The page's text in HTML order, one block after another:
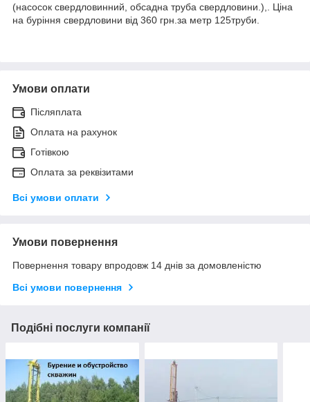
(насосок свердловинний, обсадна труба свердловини.),. Ціна
на буріння свердловини від 360 грн.за метр 125труби.
Умови оплати
Післяплата
Оплата на рахунок
Готівкою
Оплата за реквізитами
Всі умови оплати
Умови повернення
Повернення товару впродовж 14 днів за домовленістю
Всі умови повернення
Подібні послуги компанії